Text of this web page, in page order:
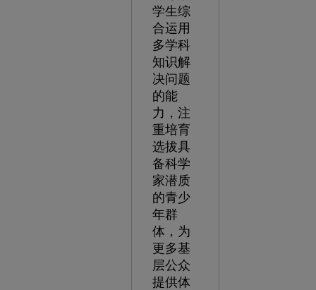
学生综
合运用
多学科
知识解
决问题
的能
力，注
重培育
选拔具
备科学
家潜质
的青少
年群
体，为
更多基
层公众
提供体